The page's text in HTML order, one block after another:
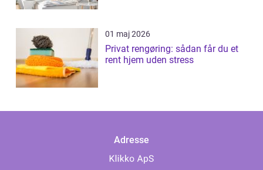
01 maj 2026
Privat rengøring: sådan får du et
rent hjem uden stress
Adresse